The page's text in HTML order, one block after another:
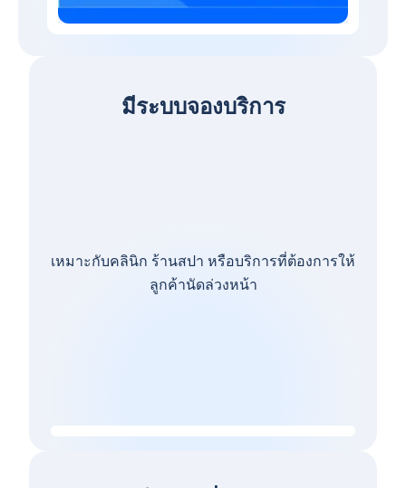
มีระบบจองบริการ
เหมาะกับคลินิก ร้านสปา หรือบริการที่ต้องการให้
ลูกค้านัดล่วงหน้า